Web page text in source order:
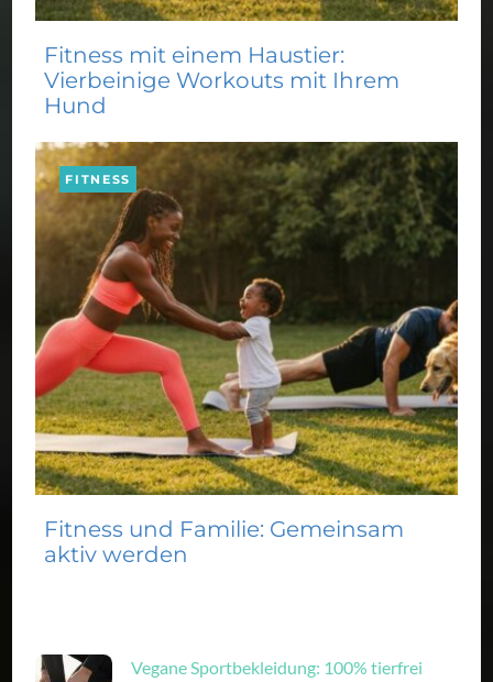
Fitness mit einem Haustier:
Vierbeinige Workouts mit Ihrem
Hund
FITNESS
Fitness und Familie: Gemeinsam
aktiv werden
Vegane Sportbekleidung: 100% tierfrei